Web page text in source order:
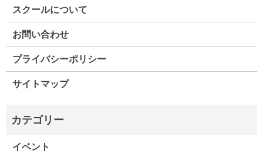
スクールについて
お問い合わせ
プライバシーポリシー
サイトマップ
イベント